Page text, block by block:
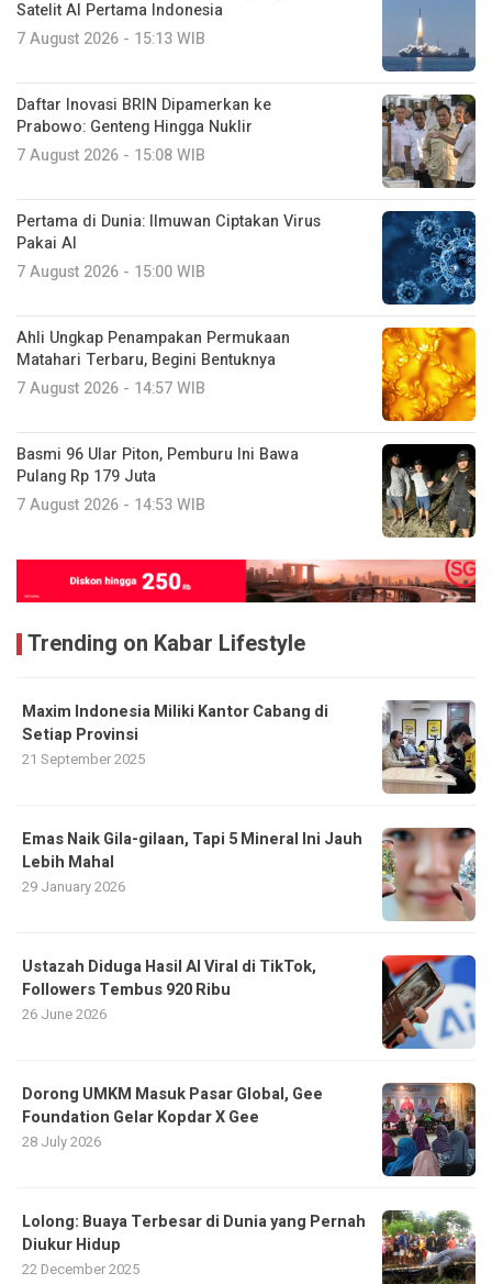
Satelit AI Pertama Indonesia
7 August 2026 - 15:13 WIB
Daftar Inovasi BRIN Dipamerkan ke
Prabowo: Genteng Hingga Nuklir
7 August 2026 - 15:08 WIB
Pertama di Dunia: Ilmuwan Ciptakan Virus
Pakai AI
7 August 2026 - 15:00 WIB
Ahli Ungkap Penampakan Permukaan
Matahari Terbaru, Begini Bentuknya
7 August 2026 - 14:57 WIB
Basmi 96 Ular Piton, Pemburu Ini Bawa
Pulang Rp 179 Juta
7 August 2026 - 14:53 WIB
Trending on Kabar Lifestyle
Maxim Indonesia Miliki Kantor Cabang di
Setiap Provinsi
21 September 2025
Emas Naik Gila-gilaan, Tapi 5 Mineral Ini Jauh
Lebih Mahal
29 January 2026
Ustazah Diduga Hasil AI Viral di TikTok,
Followers Tembus 920 Ribu
26 June 2026
Dorong UMKM Masuk Pasar Global, Gee
Foundation Gelar Kopdar X Gee
28 July 2026
Lolong: Buaya Terbesar di Dunia yang Pernah
Diukur Hidup
22 December 2025